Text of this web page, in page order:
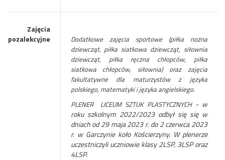
Zajęcia
pozalekcyjne
Dodatkowe zajęcia sportowe (piłka nożna
dziewcząt, piłka siatkowa dziewcząt, siłownia
dziewcząt, piłka ręczna chłopców, piłka
siatkowa chłopców, siłownia) oraz zajęcia
fakultatywne dla maturzystów z języka
polskiego, matematyki i języka angielskiego.
PLENER LICEUM SZTUK PLASTYCZNYCH- w
roku szkolnym 2022/2023 odbył się się w
dniach od 29 maja 2023 r. do 2 czerwca 2023
r. w Garczynie koło Kościerzyny. W plenerze
uczestniczyli uczniowie klasy 2LSP, 3LSP oraz
4LSP.